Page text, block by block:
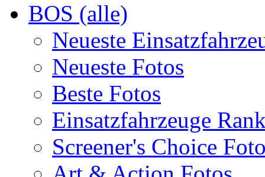
BOS (alle)
Neueste
Neueste Fotos
Beste Fotos
Einsatzfahrzeuge
Screener's Choice